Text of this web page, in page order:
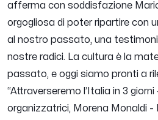
afferma con soddisfazione
orgogliosa di poter ripartire con
al nostro passato, una
nostre radici. La cultura è la
passato, e oggi siamo pronti a
“Attraverseremo l’Italia in 3
organizzatrici, Morena Monaldi -